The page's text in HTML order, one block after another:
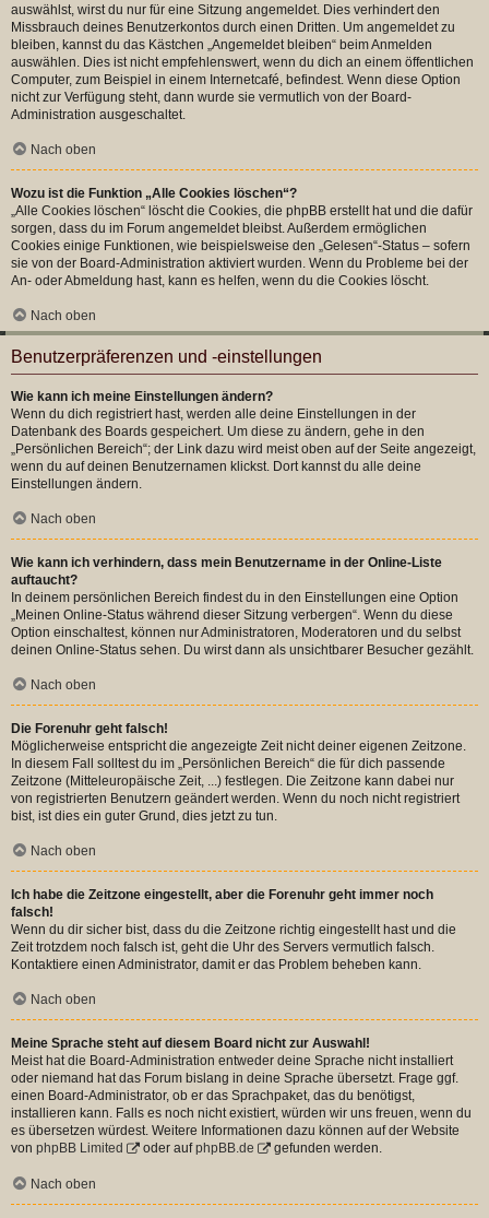
auswählst, wirst du nur für eine Sitzung angemeldet. Dies verhindert den
Missbrauch deines Benutzerkontos durch einen Dritten. Um angemeldet zu
bleiben, kannst du das Kästchen „Angemeldet bleiben“ beim Anmelden
auswählen. Dies ist nicht empfehlenswert, wenn du dich an einem öffentlichen
Computer, zum Beispiel in einem Internetcafé, befindest. Wenn diese Option
nicht zur Verfügung steht, dann wurde sie vermutlich von der Board-
Administration ausgeschaltet.
Nach oben
Wozu ist die Funktion „Alle Cookies löschen“?
„Alle Cookies löschen“ löscht die Cookies, die phpBB erstellt hat und die dafür
sorgen, dass du im Forum angemeldet bleibst. Außerdem ermöglichen
Cookies einige Funktionen, wie beispielsweise den „Gelesen“-Status – sofern
sie von der Board-Administration aktiviert wurden. Wenn du Probleme bei der
An- oder Abmeldung hast, kann es helfen, wenn du die Cookies löscht.
Nach oben
Benutzerpräferenzen und -einstellungen
Wie kann ich meine Einstellungen ändern?
Wenn du dich registriert hast, werden alle deine Einstellungen in der
Datenbank des Boards gespeichert. Um diese zu ändern, gehe in den
„Persönlichen Bereich“; der Link dazu wird meist oben auf der Seite angezeigt,
wenn du auf deinen Benutzernamen klickst. Dort kannst du alle deine
Einstellungen ändern.
Nach oben
Wie kann ich verhindern, dass mein Benutzername in der Online-Liste
auftaucht?
In deinem persönlichen Bereich findest du in den Einstellungen eine Option
„Meinen Online-Status während dieser Sitzung verbergen“. Wenn du diese
Option einschaltest, können nur Administratoren, Moderatoren und du selbst
deinen Online-Status sehen. Du wirst dann als unsichtbarer Besucher gezählt.
Nach oben
Die Forenuhr geht falsch!
Möglicherweise entspricht die angezeigte Zeit nicht deiner eigenen Zeitzone.
In diesem Fall solltest du im „Persönlichen Bereich“ die für dich passende
Zeitzone (Mitteleuropäische Zeit, ...) festlegen. Die Zeitzone kann dabei nur
von registrierten Benutzern geändert werden. Wenn du noch nicht registriert
bist, ist dies ein guter Grund, dies jetzt zu tun.
Nach oben
Ich habe die Zeitzone eingestellt, aber die Forenuhr geht immer noch
falsch!
Wenn du dir sicher bist, dass du die Zeitzone richtig eingestellt hast und die
Zeit trotzdem noch falsch ist, geht die Uhr des Servers vermutlich falsch.
Kontaktiere einen Administrator, damit er das Problem beheben kann.
Nach oben
Meine Sprache steht auf diesem Board nicht zur Auswahl!
Meist hat die Board-Administration entweder deine Sprache nicht installiert
oder niemand hat das Forum bislang in deine Sprache übersetzt. Frage ggf.
einen Board-Administrator, ob er das Sprachpaket, das du benötigst,
installieren kann. Falls es noch nicht existiert, würden wir uns freuen, wenn du
es übersetzen würdest. Weitere Informationen dazu können auf der Website
von phpBB Limited oder aufphpBB.de gefunden werden.
Nach oben